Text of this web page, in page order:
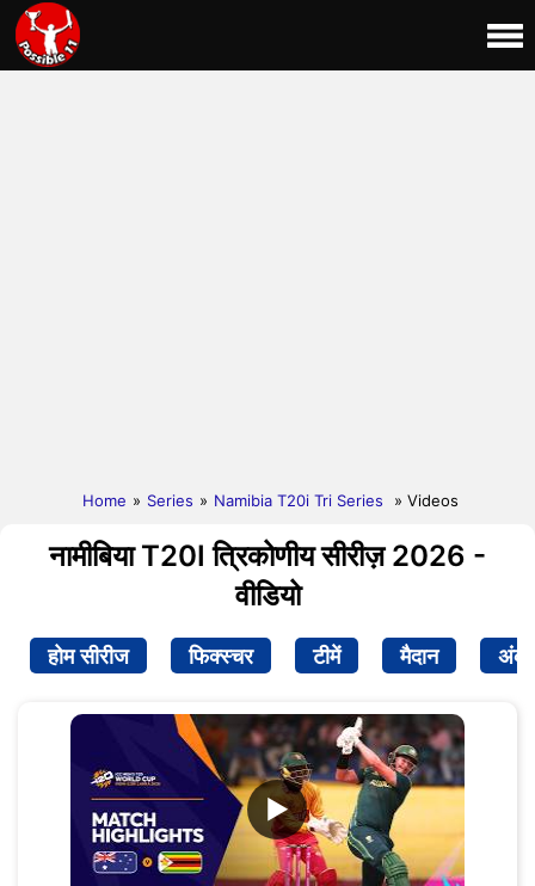
Home » Series » Namibia T20i Tri Series » Videos
नामीबिया T20I त्रिकोणीय सीरीज़ 2026 -
वीडियो
होम सीरीज फिक्स्चर टीमें मैदान अंक
▶